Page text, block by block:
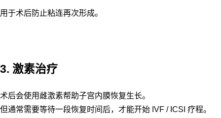
用于术后防止粘连再次形成。
3. 激素治疗
术后会使用雌激素帮助子宫内膜恢复生长。
但通常需要等待一段恢复时间后，才能开始 IVF / ICSI 疗程。